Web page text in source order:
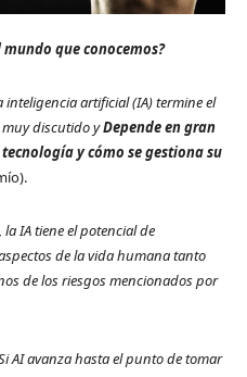
que conocemos?
artificial (IA) termine el
discutido yDepende en gran
y cómo se gestiona su
IA tiene el potencial de
de la vida humana tanto
de los riesgos mencionados por
AI avanza hasta el punto de tomar